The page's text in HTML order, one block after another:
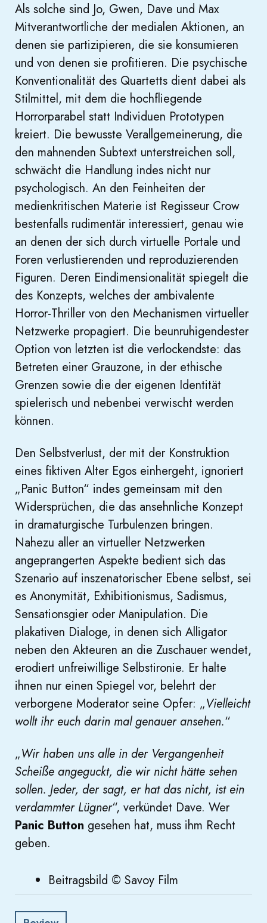
Als solche sind Jo, Gwen, Dave und Max
Mitverantwortliche der medialen Aktionen, an
denen sie partizipieren, die sie konsumieren
und von denen sie profitieren. Die psychische
Konventionalität des Quartetts dient dabei als
Stilmittel, mit dem die hochfliegende
Horrorparabel statt Individuen Prototypen
kreiert. Die bewusste Verallgemeinerung, die
den mahnenden Subtext unterstreichen soll,
schwächt die Handlung indes nicht nur
psychologisch. An den Feinheiten der
medienkritischen Materie ist Regisseur Crow
bestenfalls rudimentär interessiert, genau wie
an denen der sich durch virtuelle Portale und
Foren verlustierenden und reproduzierenden
Figuren. Deren Eindimensionalität spiegelt die
des Konzepts, welches der ambivalente
Horror-Thriller von den Mechanismen virtueller
Netzwerke propagiert. Die beunruhigendester
Option von letzten ist die verlockendste: das
Betreten einer Grauzone, in der ethische
Grenzen sowie die der eigenen Identität
spielerisch und nebenbei verwischt werden
können.
Den Selbstverlust, der mit der Konstruktion
eines fiktiven Alter Egos einhergeht, ignoriert
„Panic Button“ indes gemeinsam mit den
Widersprüchen, die das ansehnliche Konzept
in dramaturgische Turbulenzen bringen.
Nahezu aller an virtueller Netzwerken
angeprangerten Aspekte bedient sich das
Szenario auf inszenatorischer Ebene selbst, sei
es Anonymität, Exhibitionismus, Sadismus,
Sensationsgier oder Manipulation. Die
plakativen Dialoge, in denen sich Alligator
neben den Akteuren an die Zuschauer wendet,
erodiert unfreiwillige Selbstironie. Er halte
ihnen nur einen Spiegel vor, belehrt der
verborgene Moderator seine Opfer: „Vielleicht
wollt ihr euch darin mal genauer ansehen.“
„Wir haben uns alle in der Vergangenheit
Scheiße angeguckt, die wir nicht hätte sehen
sollen. Jeder, der sagt, er hat das nicht, ist ein
verdammter Lügner“, verkündet Dave. Wer
Panic Button gesehen hat, muss ihm Recht
geben.
Beitragsbild © Savoy Film